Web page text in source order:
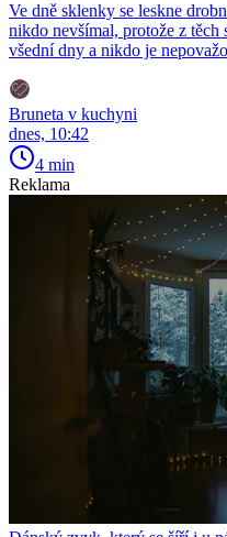
Ve dně sklenky se leskne
nikdo nevšímal, protože z
všední dny a nikdo je
Bruneta v kuchyni
dnes, 10:42
4 min
Reklama